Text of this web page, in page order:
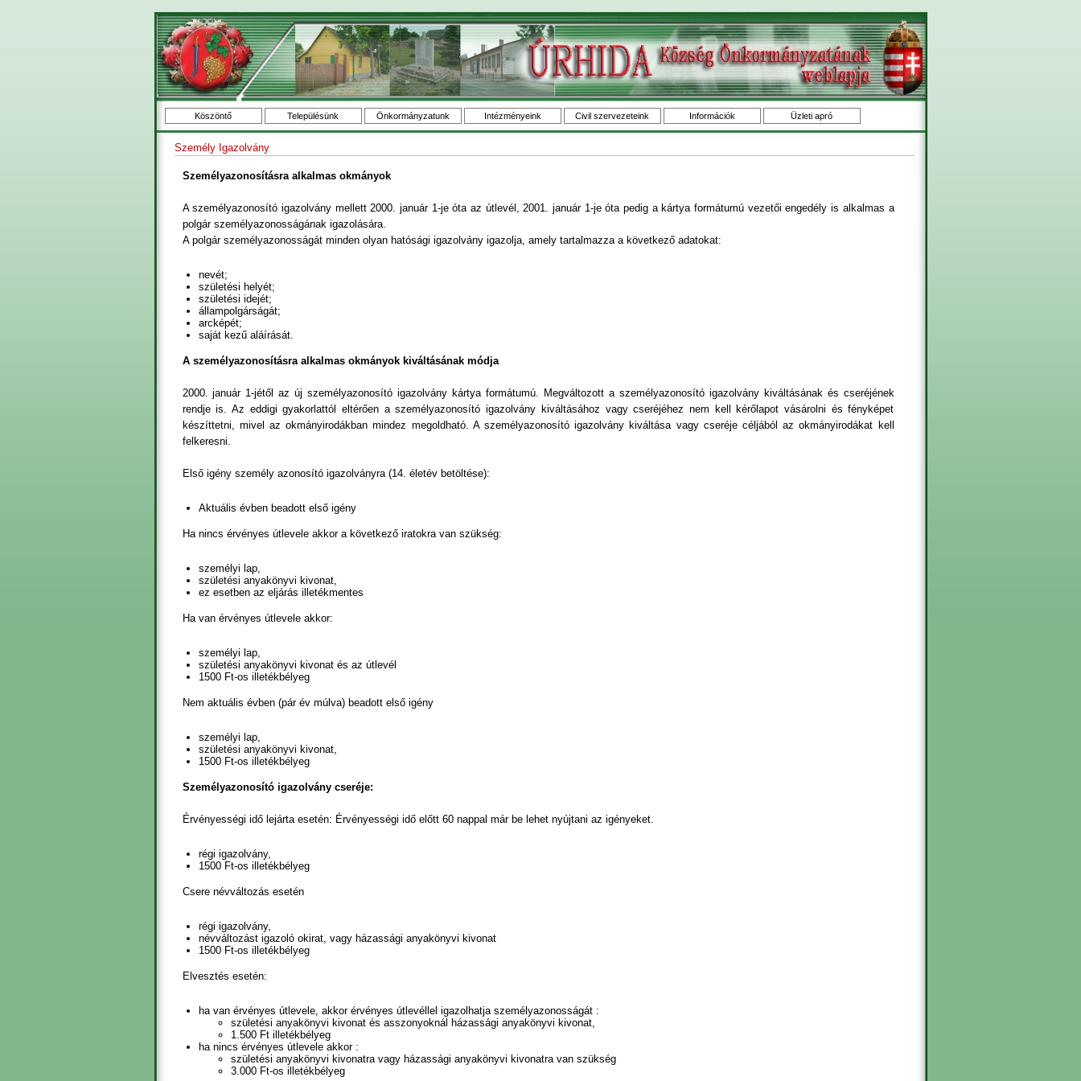
Köszöntő Településünk Önkormányzatunk Intézményeink Civil szervezeteink Információk Üzleti apró
Személy Igazolvány
Személyazonosításra alkalmas okmányok
A személyazonosító igazolvány mellett 2000. január 1-je óta az útlevél, 2001. január 1-je óta pedig a kártya formátumú vezetői engedély is alkalmas a
polgár személyazonosságának igazolására.
A polgár személyazonosságát minden olyan hatósági igazolvány igazolja, amely tartalmazza a következő adatokat:
nevét;
születési helyét;
születési idejét;
állampolgárságát;
arcképét;
saját kezű aláírását.
A személyazonosításra alkalmas okmányok kiváltásának módja
2000. január 1-jétől az új személyazonosító igazolvány kártya formátumú. Megváltozott a személyazonosító igazolvány kiváltásának és cseréjének
rendje is. Az eddigi gyakorlattól eltérően a személyazonosító igazolvány kiváltásához vagy cseréjéhez nem kell kérőlapot vásárolni és fényképet
készíttetni, mivel az okmányirodákban mindez megoldható. A személyazonosító igazolvány kiváltása vagy cseréje céljából az okmányirodákat kell
felkeresni.
Első igény személy azonosító igazolványra (14. életév betöltése):
Aktuális évben beadott első igény
Ha nincs érvényes útlevele akkor a következő iratokra van szükség:
személyi lap,
születési anyakönyvi kivonat,
ez esetben az eljárás illetékmentes
Ha van érvényes útlevele akkor:
személyi lap,
születési anyakönyvi kivonat és az útlevél
1500 Ft-os illetékbélyeg
Nem aktuális évben (pár év múlva) beadott első igény
személyi lap,
születési anyakönyvi kivonat,
1500 Ft-os illetékbélyeg
Személyazonosító igazolvány cseréje:
Érvényességi idő lejárta esetén: Érvényességi idő előtt 60 nappal már be lehet nyújtani az igényeket.
régi igazolvány,
1500 Ft-os illetékbélyeg
Csere névváltozás esetén
régi igazolvány,
névváltozást igazoló okirat, vagy házassági anyakönyvi kivonat
1500 Ft-os illetékbélyeg
Elvesztés esetén:
ha van érvényes útlevele, akkor érvényes útlevéllel igazolhatja személyazonosságát :
születési anyakönyvi kivonat és asszonyoknál házassági anyakönyvi kivonat,
1.500 Ft illetékbélyeg
ha nincs érvényes útlevele akkor :
születési anyakönyvi kivonatra vagy házassági anyakönyvi kivonatra van szükség
3.000 Ft-os illetékbélyeg